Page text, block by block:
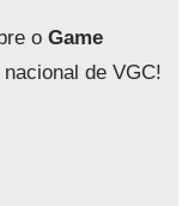
o Game
de VGC!